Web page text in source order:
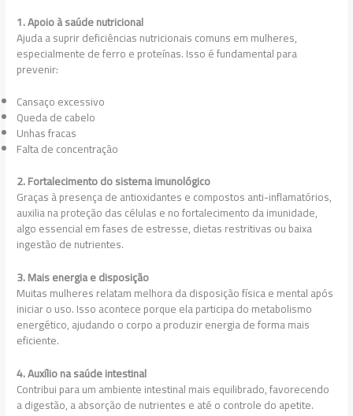
1. Apoio à saúde nutricional
Ajuda a suprir deficiências nutricionais comuns em mulheres,
especialmente de ferro e proteínas. Isso é fundamental para
prevenir:
Cansaço excessivo
Queda de cabelo
Unhas fracas
Falta de concentração
2. Fortalecimento do sistema imunológico
Graças à presença de antioxidantes e compostos anti-inflamatórios,
auxilia na proteção das células e no fortalecimento da imunidade,
algo essencial em fases de estresse, dietas restritivas ou baixa
ingestão de nutrientes.
3. Mais energia e disposição
Muitas mulheres relatam melhora da disposição física e mental após
iniciar o uso. Isso acontece porque ela participa do metabolismo
energético, ajudando o corpo a produzir energia de forma mais
eficiente.
4. Auxílio na saúde intestinal
Contribui para um ambiente intestinal mais equilibrado, favorecendo
a digestão, a absorção de nutrientes e até o controle do apetite.